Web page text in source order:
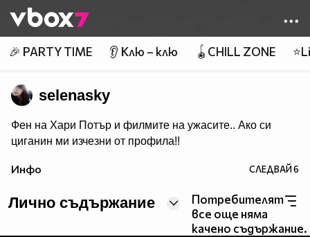
👾
🎉 PARTY TIME 👂 Клю – клю 🪀CHILL ZONE
selenasky
Фен на Хари Потър и филмите на ужасите.. Ако си
циганин ми изчезни от профила!!
Инфо СЛЕДВАЙ6
Лично съдържание
Потребителят
все още няма
качено съдържание.